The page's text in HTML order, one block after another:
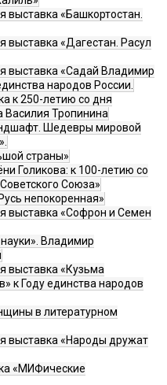
выставка «Башкортостан.
выставка «Дагестан. Расул
выставка «Садай Владимир
народов России.
к 250-летию со дня
Тропинина
Шедевры мировой
страны»
Голикова: к 100-летию со
Союза»
непокоренная»
выставка «Софрон и Семен
Владимир
выставка «Кузьма
к Году единства народов
в литературном
выставка «Народы дружат
«МИФические